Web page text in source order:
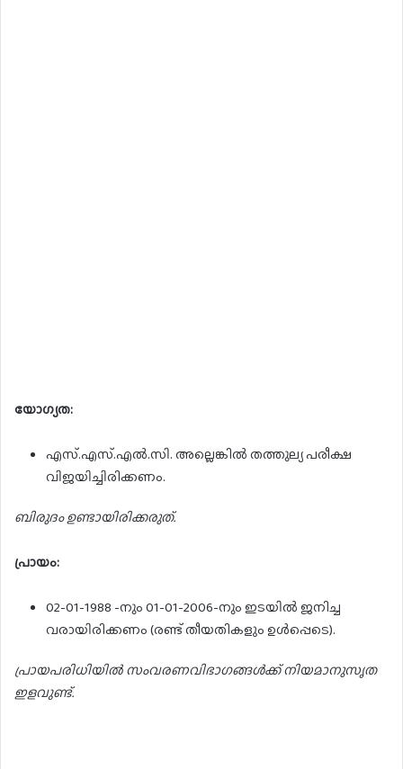
യോഗ്യത:
എസ്.എസ്.എൽ.സി. അല്ലെങ്കിൽ തത്തുല്യ പരീക്ഷ
വിജയിച്ചിരിക്കണം.
ബിരുദം ഉണ്ടായിരിക്കരുത്.
പ്രായം:
02-01-1988 -നും 01-01-2006-നും ഇടയിൽ ജനിച്ച
വരായിരിക്കണം (രണ്ട് തീയതികളും ഉൾപ്പെടെ).
പ്രായപരിധിയിൽ സംവരണവിഭാഗങ്ങൾക്ക് നിയമാനുസൃത
ഇളവുണ്ട്.